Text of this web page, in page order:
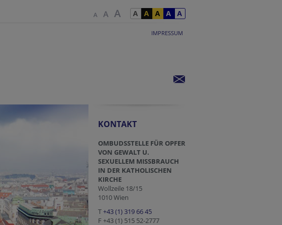
IMPRESSUM
KONTAKT
OMBUDSSTELLE FÜR OPFER
VON GEWALT U.
SEXUELLEM MISSBRAUCH
IN DER KATHOLISCHEN
KIRCHE
Wollzeile 18/15
1010 Wien
T+43 (1) 319 66 45
F +43 (1) 515 52-2777